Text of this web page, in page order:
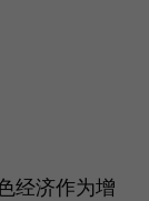
经济作为增